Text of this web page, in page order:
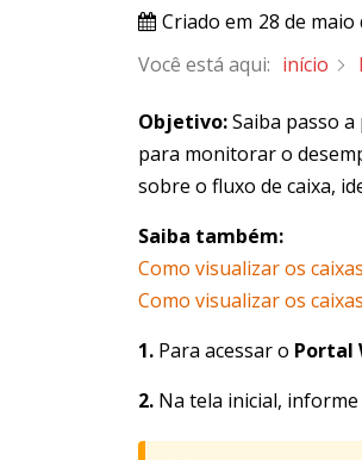
Criado em 28 de maio
Você está aqui: início
Objetivo:Saiba passo
para monitorar o
sobre o fluxo de caixa,
Saiba também:
Como visualizar os
Como visualizar os
1. Para acessar o Portal
2. Na tela inicial, informe